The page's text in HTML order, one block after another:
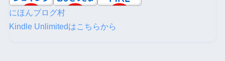
にほんブログ村
Kindle Unlimitedはこちらから